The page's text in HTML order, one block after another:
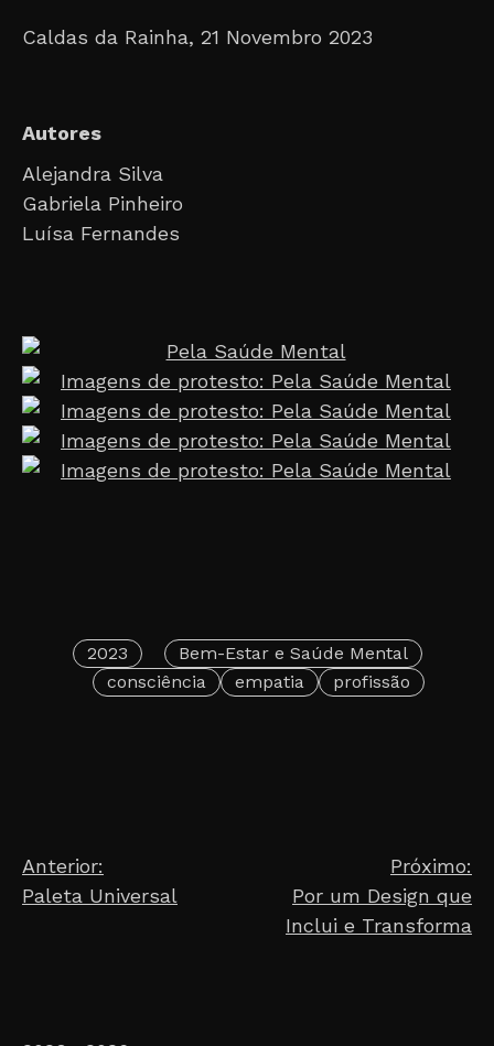
Caldas da Rainha, 21 Novembro 2023
Autores
Alejandra Silva
Gabriela Pinheiro
Luísa Fernandes
2023
Bem-Estar e Saúde Mental
consciência
empatia profissão
Post
navigation
Anterior:
Paleta Universal
Próximo:
Por um Design que
Inclui e Transforma